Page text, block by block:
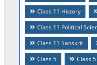
Class 11 History
Class 11 Political
Class 11 Sanskrit
Class 5
Class